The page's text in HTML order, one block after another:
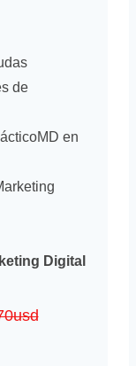
de
en
Digital